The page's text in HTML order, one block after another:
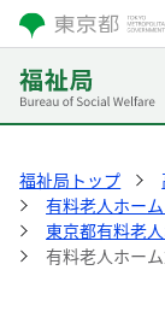
福祉局トップ
有料老人ホー
東京都有料老
有料老人ホー